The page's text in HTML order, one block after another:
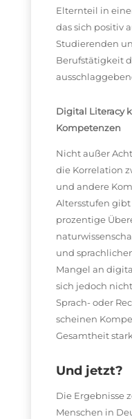
Elternteil in
das sich positiv
Studierenden
Berufstätigkeit
Digital Literacy
Kompetenzen
Nicht außer
die Korrelation
und andere
Altersstufen gibt
prozentige
und
Mangel an
sich jedoch
Sprach- oder
scheinen
Gesamtheit
Und jetzt?
Die Ergebnisse
Menschen in